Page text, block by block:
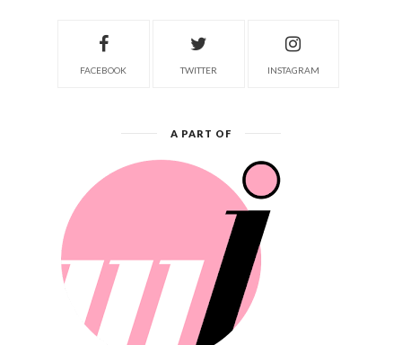
FACEBOOK TWITTER INSTAGRAM
A PART OF